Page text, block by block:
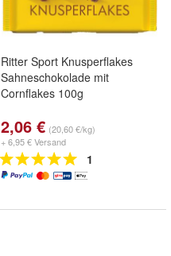
Ritter Sport Knusperflakes
Sahneschokolade mit
Cornflakes 100g
2,06 € (20,60 €/kg)
+ 6,95 € Versand
1